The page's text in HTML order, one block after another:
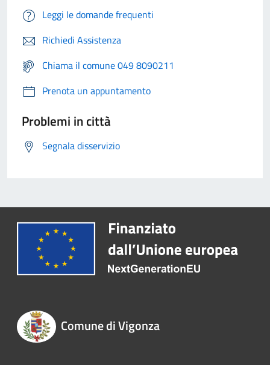
Leggi le domande frequenti
Richiedi Assistenza
Chiama il comune 049 8090211
Prenota un appuntamento
Problemi in città
Segnala disservizio
Comune di Vigonza